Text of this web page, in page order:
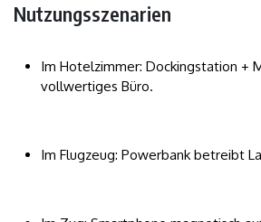
Nutzungsszenarien
Im Hotelzimmer: Dockingstation +
vollwertiges Büro.
Im Flugzeug: Powerbank betreibt